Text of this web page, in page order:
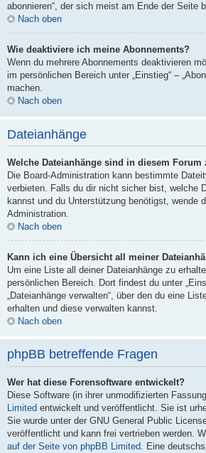
abonnieren“, der sich meist am Ende der Seite
Nach oben
Wie deaktiviere ich meine Abonnements?
Wenn du mehrere Abonnements deaktivieren
im persönlichen Bereich unter „Einstieg“ –
machen.
Nach oben
Dateianhänge
Welche Dateianhänge sind in diesem Forum
Die Board-Administration kann bestimmte
verbieten. Falls du dir nicht sicher bist, welche
kannst und du Unterstützung benötigst, wende
Administration.
Nach oben
Kann ich eine Übersicht all meiner
Um eine Liste all deiner Dateianhänge zu
persönlichen Bereich. Dort findest du unter
„Dateianhänge verwalten“, über den du eine
erhalten und diese verwalten kannst.
Nach oben
phpBB betreffende Fragen
Wer hat diese Forensoftware entwickelt?
Diese Software (in ihrer unmodifizierten
Limited entwickelt und veröffentlicht. Sie ist
Sie wurde unter der GNU General Public
veröffentlicht und kann frei vertrieben werden.
auf der Seite von phpBB Limited. Eine